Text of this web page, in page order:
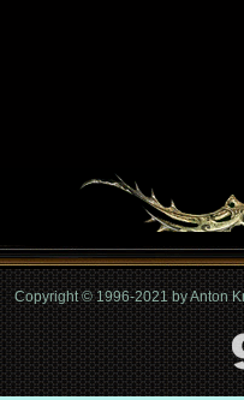
Copyright © 1996-2021 by Anton